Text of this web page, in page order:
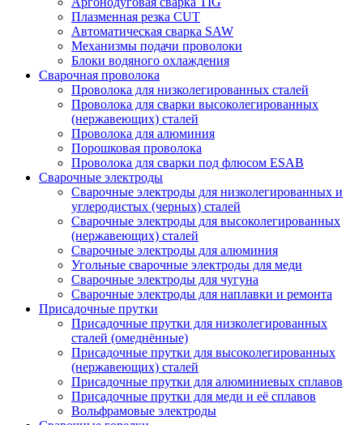
Плазменная резка CUT
Автоматическая сварка SAW
Механизмы подачи проволоки
Блоки водяного охлаждения
Сварочная проволока
Проволока для низколегированных сталей
Проволока для сварки высоколегированных
(нержавеющих) сталей
Проволока для алюминия
Порошковая проволока
Проволока для сварки под флюсом ESAB
Сварочные электроды
Сварочные электроды для низколегированных и
углеродистых (черных) сталей
Сварочные электроды для высоколегированных
(нержавеющих) сталей
Сварочные электроды для алюминия
Угольные сварочные электроды для меди
Сварочные электроды для чугуна
Сварочные электроды для наплавки и ремонта
Присадочные прутки
Присадочные прутки для низколегированных
сталей (омеднённые)
Присадочные прутки для высоколегированных
(нержавеющих) сталей
Присадочные прутки для алюминиевых сплавов
Присадочные прутки для меди и её сплавов
Вольфрамовые электроды